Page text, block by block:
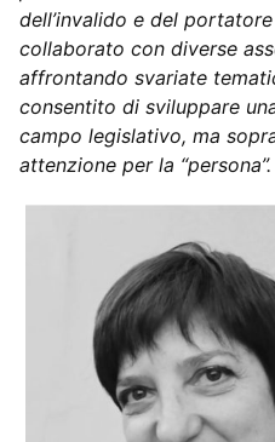
dell’invalido e del
collaborato con diverse
affrontando svariate
consentito di sviluppare
campo legislativo, ma
attenzione per la “persona”.